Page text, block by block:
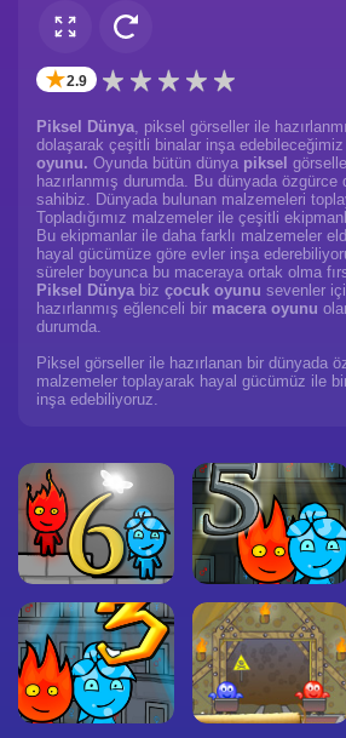
✭2.9
Piksel Dünya, piksel görseller ile
dolaşarak çeşitli binalar inşa
oyunu. Oyunda bütün dünya piksel
hazırlanmış durumda. Bu dünyada özgürce
sahibiz. Dünyada bulunan malzemeleri
Topladığımız malzemeler ile çeşitli
Bu ekipmanlar ile daha farklı malzemeler
hayal gücümüze göre evler inşa
süreler boyunca bu maceraya ortak olma
Piksel Dünyabiz çocuk oyunu sevenler
hazırlanmış eğlenceli bir macera oyunu
durumda.
Piksel görseller ile hazırlanan bir dünyada
malzemeler toplayarak hayal gücümüz ile
inşa edebiliyoruz.